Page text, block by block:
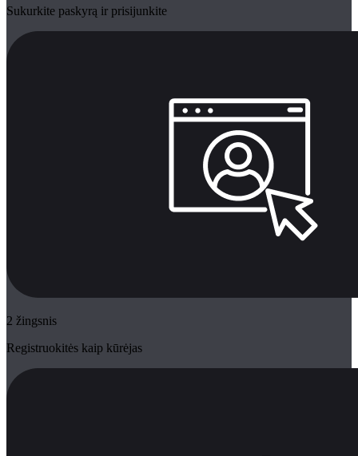
Sukurkite paskyrą ir prisijunkite
2 žingsnis
Registruokitės kaip kūrėjas